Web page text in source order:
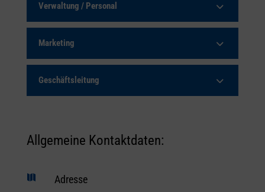
Verwaltung / Personal
Marketing
Geschäftsleitung
Allgemeine Kontaktdaten:
 Adresse